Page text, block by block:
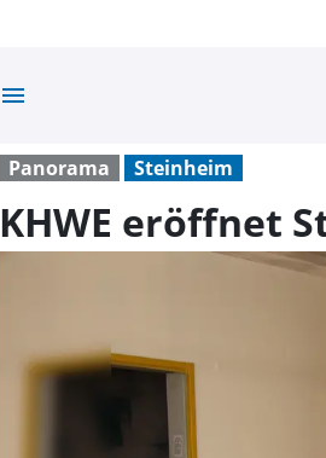
menu
Panorama Steinheim
KHWE eröffnet